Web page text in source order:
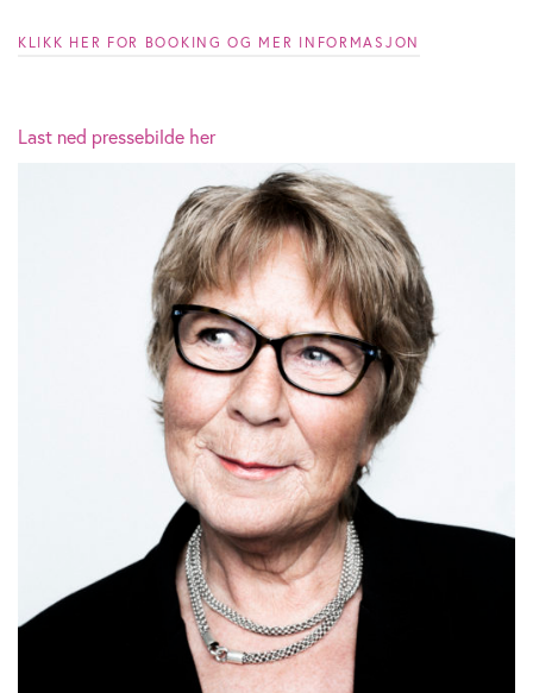
KLIKK HER FOR BOOKING OG MER INFORMASJON
Last ned pressebilde her